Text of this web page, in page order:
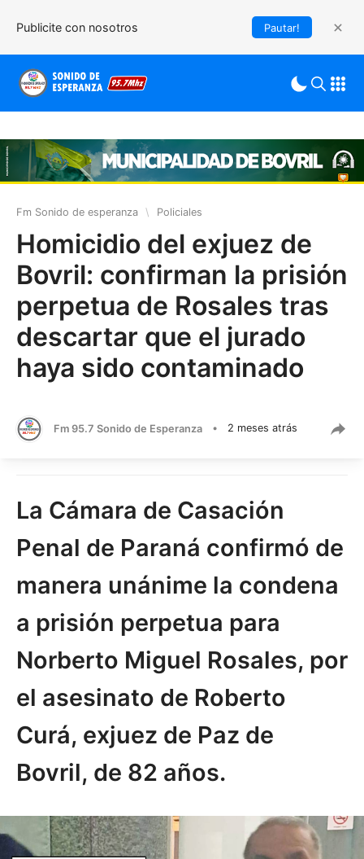
Publicite con nosotros Pautar!
Fm Sonido de esperanza \ Policiales
Homicidio del exjuez de
Bovril: confirman la prisión
perpetua de Rosales tras
descartar que el jurado
haya sido contaminado
Fm 95.7 Sonido de Esperanza • 2 meses atrás
La Cámara de Casación
Penal de Paraná confirmó de
manera unánime la condena
a prisión perpetua para
Norberto Miguel Rosales, por
el asesinato de Roberto
Curá, exjuez de Paz de
Bovril, de 82 años.